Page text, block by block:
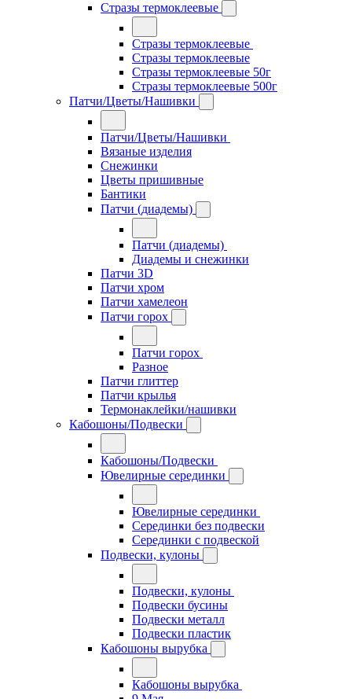
Стразы термоклеевые
Стразы термоклеевые
Стразы термоклеевые
Стразы термоклеевые 50г
Стразы термоклеевые 500г
Патчи/Цветы/Нашивки
Патчи/Цветы/Нашивки
Вязаные изделия
Снежинки
Цветы пришивные
Бантики
Патчи (диадемы)
Патчи (диадемы)
Диадемы и снежинки
Патчи 3D
Патчи хром
Патчи хамелеон
Патчи горох
Патчи горох
Разное
Патчи глиттер
Патчи крылья
Термонаклейки/нашивки
Кабошоны/Подвески
Кабошоны/Подвески
Ювелирные серединки
Ювелирные серединки
Серединки без подвески
Серединки с подвеской
Подвески, кулоны
Подвески, кулоны
Подвески бусины
Подвески металл
Подвески пластик
Кабошоны вырубка
Кабошоны вырубка